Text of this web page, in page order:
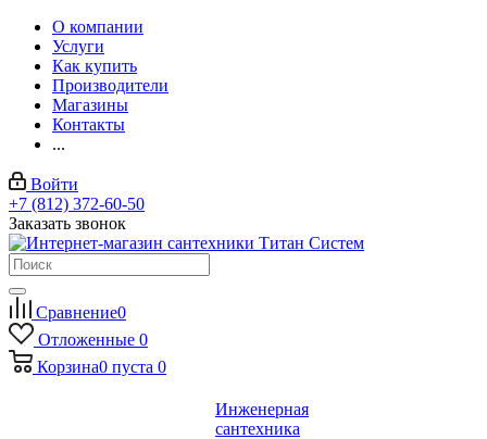
О компании
Услуги
Как купить
Производители
Магазины
Контакты
...
Войти
+7 (812) 372-60-50
Заказать звонок
Сравнение0
Отложенные 0
Корзина0 пуста 0
Инженерная
сантехника